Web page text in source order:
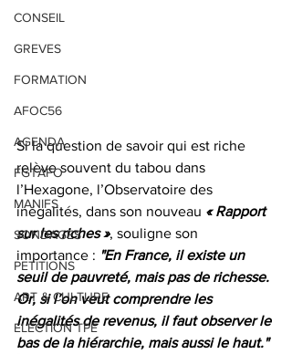
CONSEIL
GREVES
FORMATION
AFOC56
AGENDA
FGTAFO
MANIFS
SONDAGES
PETITIONS
ART & CULTURE
ELECTION TPE
Si la question de savoir qui est riche
relève souvent du tabou dans
l’Hexagone, l’Observatoire des
inégalités, dans son nouveau « Rapport
sur les riches », souligne son
importance : "En France, il existe un
seuil de pauvreté, mais pas de richesse.
Or, si l’on veut comprendre les
inégalités de revenus, il faut observer le
bas de la hiérarchie, mais aussi le haut."